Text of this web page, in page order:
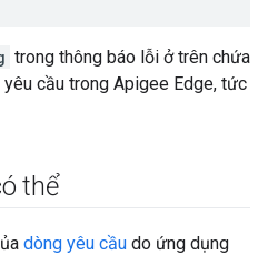
trong thông báo lỗi ở trên chứa
cầu trong Apigee Edge, tức
thể
dòng yêu cầu do ứng dụng